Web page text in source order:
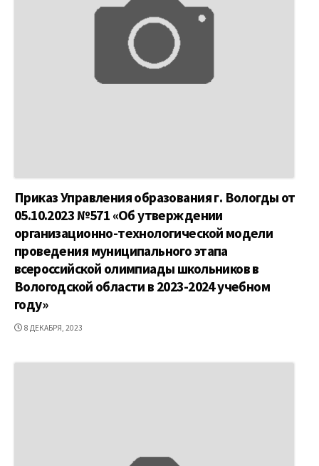
Приказ Управления образования г. Вологды от
05.10.2023 №571 «Об утверждении
организационно-технологической модели
проведения муниципального этапа
всероссийской олимпиады школьников в
Вологодской области в 2023-2024 учебном
году»
ДАТА
8 ДЕКАБРЯ, 2023